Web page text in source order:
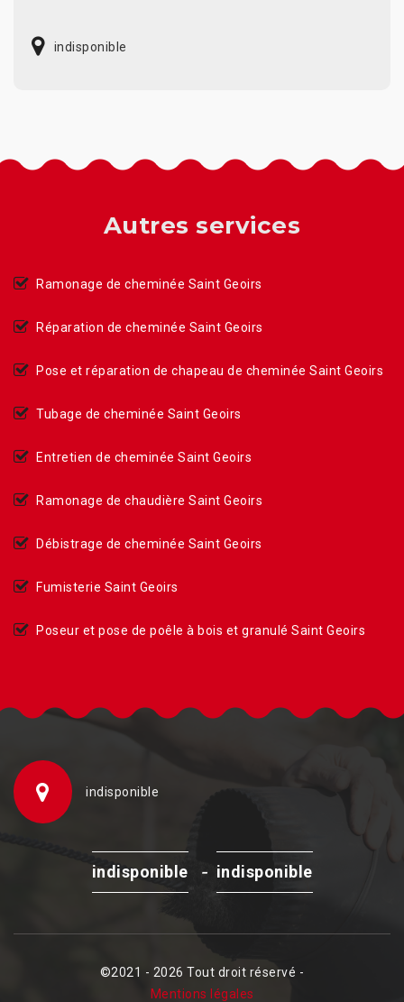
indisponible
Autres services
Ramonage de cheminée Saint Geoirs
Réparation de cheminée Saint Geoirs
Pose et réparation de chapeau de cheminée Saint Geoirs
Tubage de cheminée Saint Geoirs
Entretien de cheminée Saint Geoirs
Ramonage de chaudière Saint Geoirs
Débistrage de cheminée Saint Geoirs
Fumisterie Saint Geoirs
Poseur et pose de poêle à bois et granulé Saint Geoirs
indisponible
indisponible - indisponible
©2021 - 2026 Tout droit réservé -
Mentions légales